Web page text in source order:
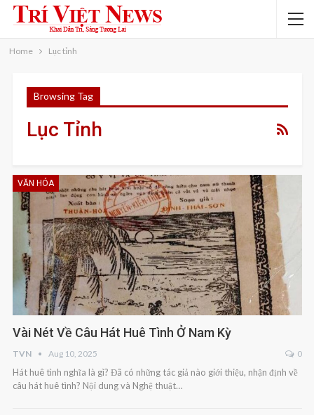
Home Lục tỉnh
Browsing Tag
Lục Tỉnh
VĂN HÓA
Vài Nét Về Câu Hát Huê Tình Ở Nam Kỳ
TVN Aug 10, 2025 0
Hát huê tình nghĩa là gì? Đã có những tác giả nào giới thiệu, nhận định về
câu hát huê tình? Nội dung và Nghệ thuật…